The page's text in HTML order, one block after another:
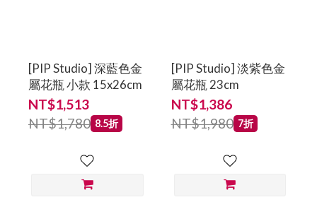
[PIP Studio] 深藍色金
屬花瓶 小款 15x26cm
NT$1,513
NT$1,780 8.5折
[PIP Studio] 淡紫色金
屬花瓶 23cm
NT$1,386
NT$1,980 7折